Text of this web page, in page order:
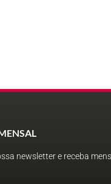
newsletter e receba